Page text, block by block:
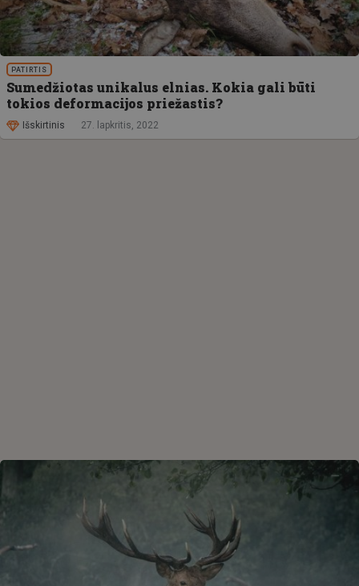
PATIRTIS
Sumedžiotas unikalus elnias. Kokia gali būti
tokios deformacijos priežastis?
Išskirtinis 27. lapkritis, 2022